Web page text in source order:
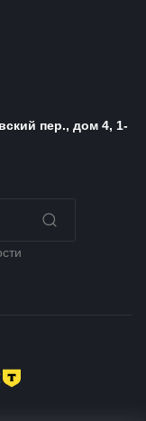
пер., дом 4, 1-